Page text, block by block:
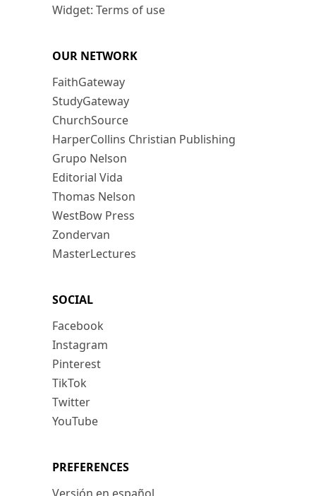
Widget: Terms of use
OUR NETWORK
FaithGateway
StudyGateway
ChurchSource
HarperCollins Christian Publishing
Grupo Nelson
Editorial Vida
Thomas Nelson
WestBow Press
Zondervan
MasterLectures
SOCIAL
Facebook
Instagram
Pinterest
TikTok
Twitter
YouTube
PREFERENCES